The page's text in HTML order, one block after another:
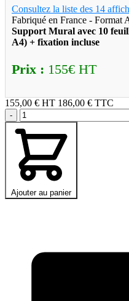
Consultez la liste des 14
Fabriqué en France - Format
Support Mural avec 10
A4) + fixation incluse
Prix : 155€ HT
155,00 € HT 186,00 € TTC
-
Ajouter au panier